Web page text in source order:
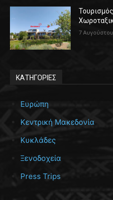
7
ΚΑΤΗΓΟΡΙΕΣ
Ευρώπη
Κεντρική Μακεδονία
Κυκλάδες
Ξενοδοχεία
Press Trips